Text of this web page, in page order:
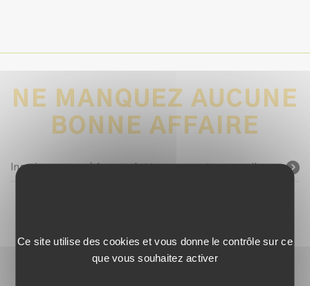
NE MANQUEZ AUCUNE
BONNE AFFAIRE
Inscrivez-vous à la newsletter avec votre e-mail
SUIVEZ-NOUS !
Ce site utilise des cookies et vous donne le contrôle sur ce
que vous souhaitez activer